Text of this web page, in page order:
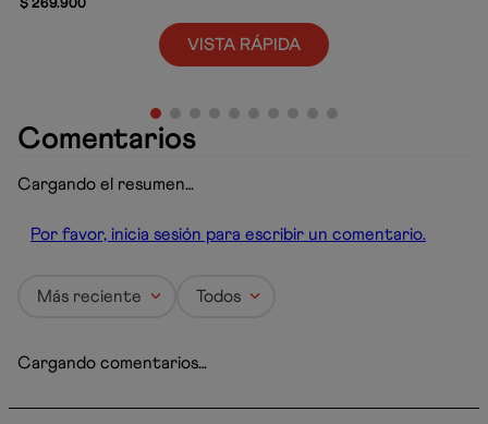
VISTA RÁPIDA
Comentarios
Cargando el resumen…
Por favor, inicia sesión para escribir un comentario.
Más reciente Todos
Cargando comentarios…